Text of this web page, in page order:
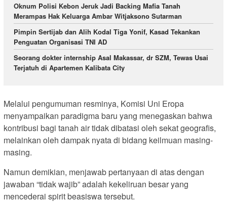
Oknum Polisi Kebon Jeruk Jadi Backing Mafia Tanah
Merampas Hak Keluarga Ambar Witjaksono Sutarman
Pimpin Sertijab dan Alih Kodal Tiga Yonif, Kasad Tekankan
Penguatan Organisasi TNI AD
Seorang dokter internship Asal Makassar, dr SZM, Tewas Usai
Terjatuh di Apartemen Kalibata City
Melalui pengumuman resminya, Komisi Uni Eropa
menyampaikan paradigma baru yang menegaskan bahwa
kontribusi bagi tanah air tidak dibatasi oleh sekat geografis,
melainkan oleh dampak nyata di bidang keilmuan masing-
masing.
Namun demikian, menjawab pertanyaan di atas dengan
jawaban “tidak wajib” adalah kekeliruan besar yang
mencederai spirit beasiswa tersebut.